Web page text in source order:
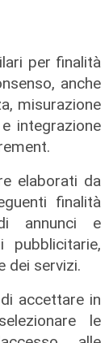
per finalità
anche
misurazione
integrazione
elaborati da
finalità
di annunci e
pubblicitarie,
dei servizi.
accettare in
le